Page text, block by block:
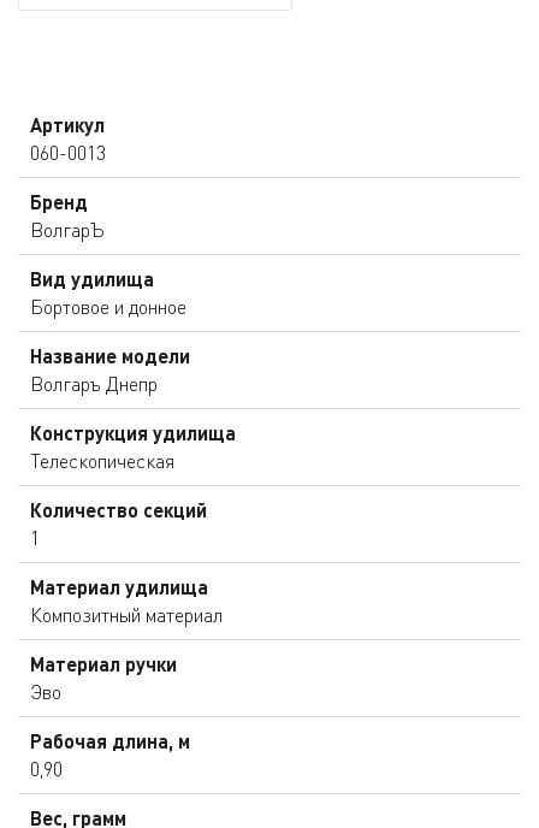
Артикул
060-0013
Бренд
ВолгарЪ
Вид удилища
Бортовое и донное
Название модели
Волгаръ Днепр
Конструкция удилища
Телескопическая
Количество секций
1
Материал удилища
Композитный материал
Материал ручки
Эво
Рабочая длина, м
0,90
Вес, грамм